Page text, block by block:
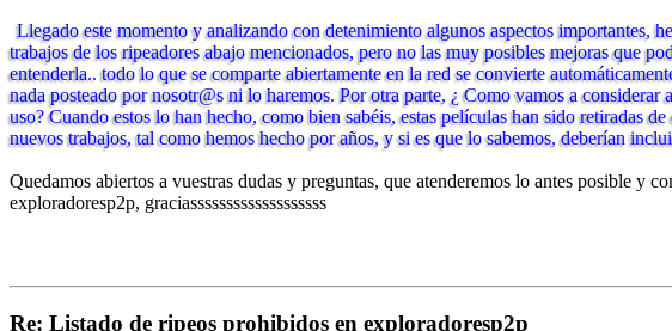
Llegado este momento y analizando con detenimiento algunos aspectos importantes,
trabajos de los ripeadores abajo mencionados, pero no las muy posibles mejoras que
entenderla.. todo lo que se comparte abiertamente en la red se convierte
nada posteado por nosotr@s ni lo haremos. Por otra parte, ¿ Como vamos a
uso? Cuando estos lo han hecho, como bien sabéis, estas películas han sido retiradas
nuevos trabajos, tal como hemos hecho por años, y si es que lo sabemos, deberían
Quedamos abiertos a vuestras dudas y preguntas, que atenderemos lo antes posible
exploradoresp2p, graciasssssssssssssssssss
Re: Listado de ripeos prohibidos en exploradoresp2p